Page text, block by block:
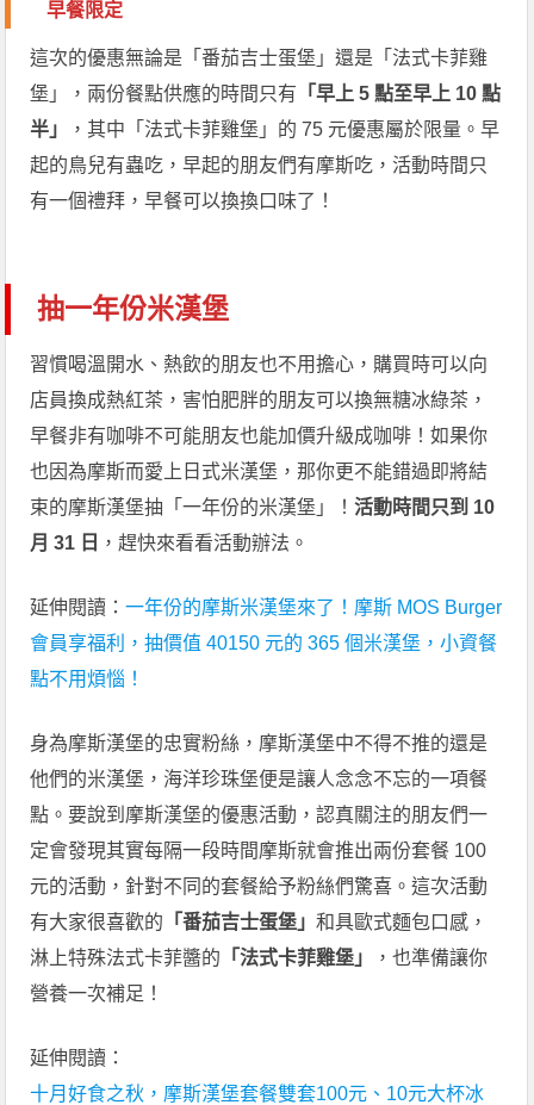
早餐限定
這次的優惠無論是「番茄吉士蛋堡」還是「法式卡菲雞
堡」，兩份餐點供應的時間只有 「早上 5 點至早上 10 點
半」
，其中「法式卡菲雞堡」的 75 元優惠屬於限量。早
起的鳥兒有蟲吃，早起的朋友們有摩斯吃，活動時間只
有一個禮拜，早餐可以換換口味了！
抽一年份米漢堡
習慣喝溫開水、熱飲的朋友也不用擔心，購買時可以向
店員換成熱紅茶，害怕肥胖的朋友可以換無糖冰綠茶，
早餐非有咖啡不可能朋友也能加價升級成咖啡！如果你
也因為摩斯而愛上日式米漢堡，那你更不能錯過即將結
束的摩斯漢堡抽「一年份的米漢堡」！活動時間只到 10
月 31 日 ，趕快來看看活動辦法。
延伸閱讀：一年份的摩斯米漢堡來了！摩斯 MOS Burger
會員享福利，抽價值 40150 元的 365 個米漢堡，小資餐
點不用煩惱！
身為摩斯漢堡的忠實粉絲，摩斯漢堡中不得不推的還是
他們的米漢堡，海洋珍珠堡便是讓人念念不忘的一項餐
點。要說到摩斯漢堡的優惠活動，認真關注的朋友們一
定會發現其實每隔一段時間摩斯就會推出兩份套餐 100
元的活動，針對不同的套餐給予粉絲們驚喜。這次活動
有大家很喜歡的 「番茄吉士蛋堡」和具歐式麵包口感，
淋上特殊法式卡菲醬的 「法式卡菲雞堡」
，也準備讓你
營養一次補足！
延伸閱讀：
十月好食之秋，摩斯漢堡套餐雙套100元、10元大杯冰